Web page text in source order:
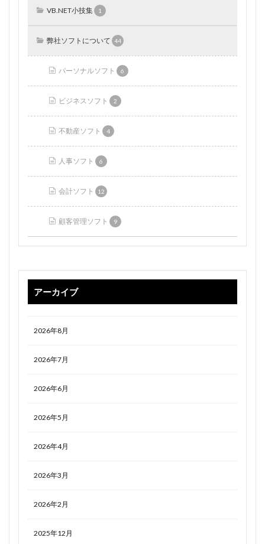
VB.NET小技集 1
弊社ソフトについて 44
パーソナルソフト 6
ビジネスソフト 2
不動産ソフト 4
人事ソフト 6
会計ソフト 12
顧客管理ソフト 9
アーカイブ
2026年8月
2026年7月
2026年6月
2026年5月
2026年4月
2026年3月
2026年2月
2025年12月